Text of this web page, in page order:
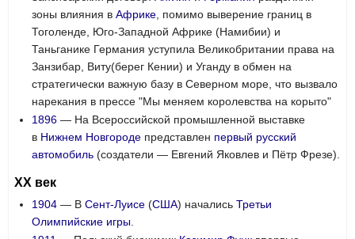
зоны влияния вАфрике , помимо выверение границ в
Тоголенде, Юго-Западной Африке (Намибии) и
Таньганике Германия уступила Великобритании права на
Занзибар, Виту(берег Кении) и Уганду в обмен на
стратегически важную базу в Северном море, что вызвало
нарекания в прессе "Мы меняем королевства на корыто"
1896 — На Всероссийской промышленной выставке
в Нижнем Новгороде представлен первый русский
автомобиль (создатели — Евгений Яковлев и Пётр Фрезе).
XX век
1904 — ВСент-Луисе (США) началисьТретьи
Олимпийские игры